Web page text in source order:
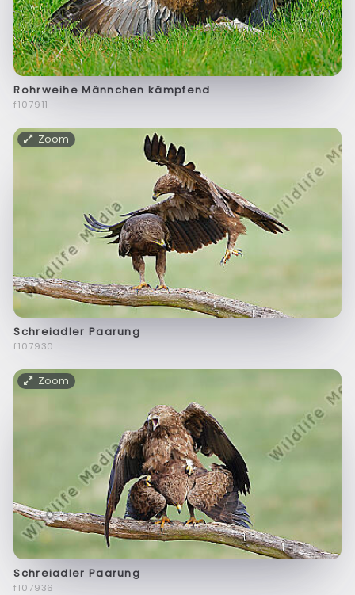
Rohrweihe Männchen kämpfend
f107911
Zoom
Schreiadler Paarung
f107930
Zoom
Schreiadler Paarung
f107936